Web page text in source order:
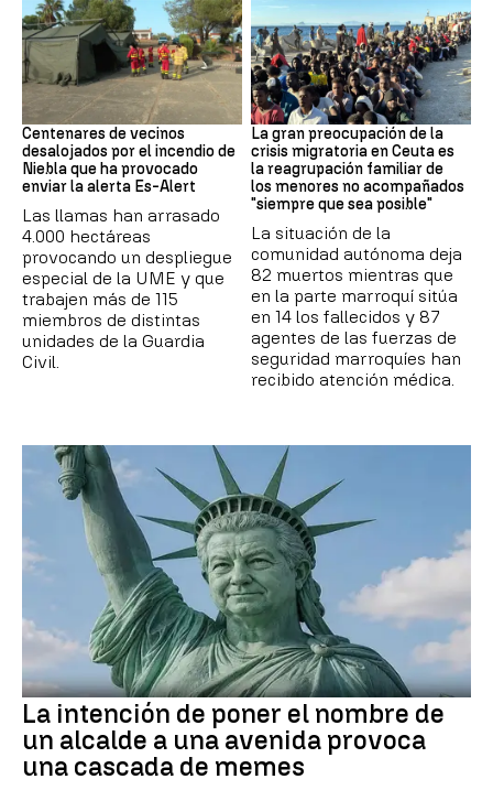
Incendio
Centenares de vecinos
desalojados por el incendio de
Niebla que ha provocado
enviar la alerta Es-Alert
Las llamas han arrasado
4.000 hectáreas
provocando un despliegue
especial de la UME y que
trabajen más de 115
miembros de distintas
unidades de la Guardia
Civil.
CRISIS MIGRATORIA
La gran preocupación de la
crisis migratoria en Ceuta es
la reagrupación familiar de
los menores no acompañados
"siempre que sea posible"
La situación de la
comunidad autónoma deja
82 muertos mientras que
en la parte marroquí sitúa
en 14 los fallecidos y 87
agentes de las fuerzas de
seguridad marroquíes han
recibido atención médica.
La intención de poner el nombre de
un alcalde a una avenida provoca
una cascada de memes